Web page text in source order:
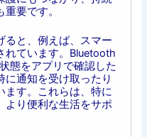
要です。
ると、例えば、スマー
れています。Bluetooth
態をアプリで確認した
に通知を受け取ったり
ます。これらは、特に
より便利な生活をサポ